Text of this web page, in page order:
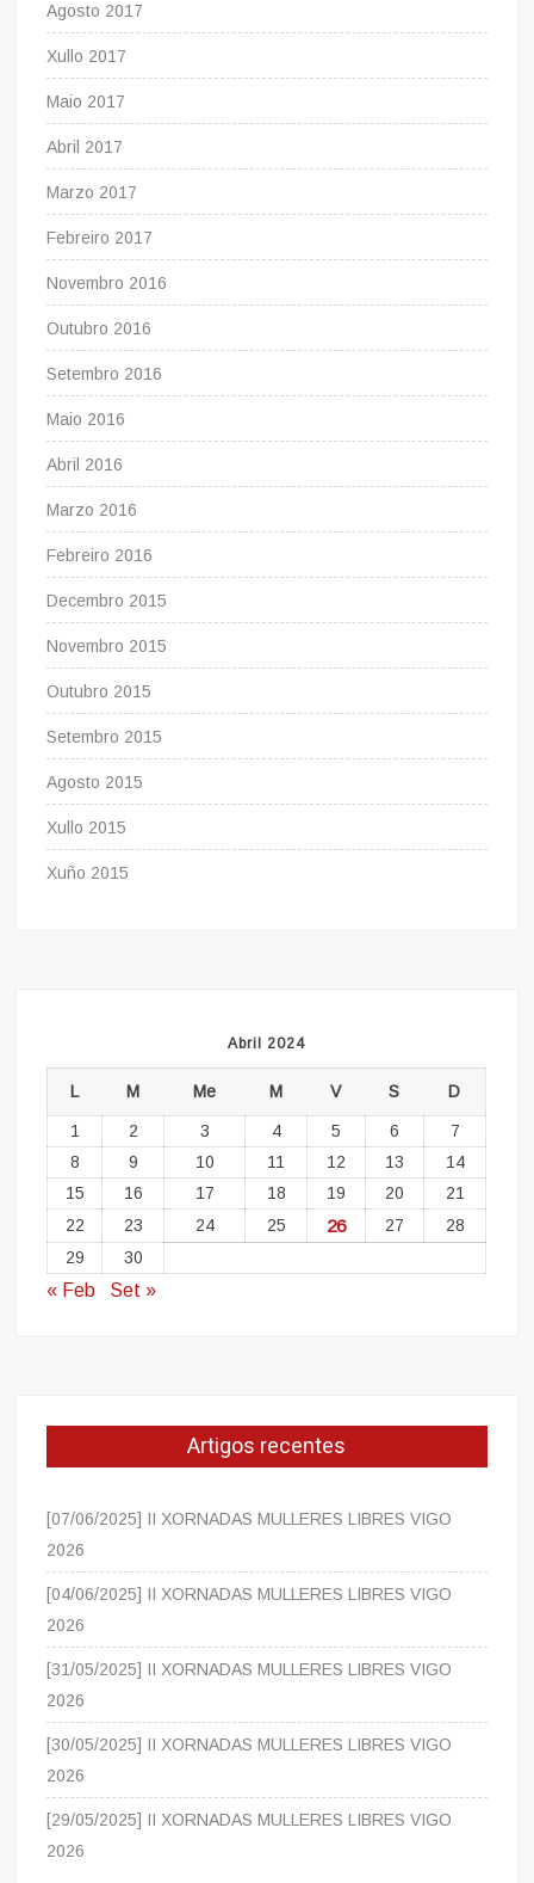
Agosto 2017
Xullo 2017
Maio 2017
Abril 2017
Marzo 2017
Febreiro 2017
Novembro 2016
Outubro 2016
Setembro 2016
Maio 2016
Abril 2016
Marzo 2016
Febreiro 2016
Decembro 2015
Novembro 2015
Outubro 2015
Setembro 2015
Agosto 2015
Xullo 2015
Xuño 2015
Abril 2024
L M Me M V S D
1 2 3 4 5 6
7
8
9 10 11 12 13
14
15
16 17 18 19 20
21
22
23 24 25 26 27
28
29
30
« Feb Set »
Artigos recentes
[07/06/2025] II XORNADAS MULLERES LIBRES VIGO
2026
[04/06/2025] II XORNADAS MULLERES LIBRES VIGO
2026
[31/05/2025] II XORNADAS MULLERES LIBRES VIGO
2026
[30/05/2025] II XORNADAS MULLERES LIBRES VIGO
2026
[29/05/2025] II XORNADAS MULLERES LIBRES VIGO
2026